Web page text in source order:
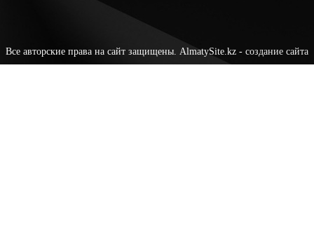
Все авторские права на сайт защищены. AlmatySite.kz - создание сайта